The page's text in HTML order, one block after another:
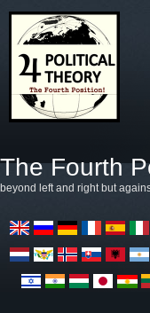
The Fourth
beyond left and right but